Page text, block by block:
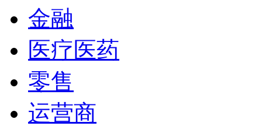
金融
医疗医药
零售
运营商